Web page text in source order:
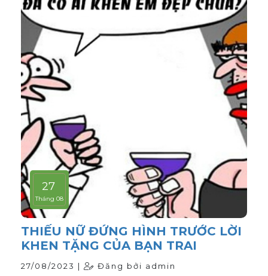
27
Tháng 08
THIẾU NỮ ĐỨNG HÌNH TRƯỚC LỜI
KHEN TẶNG CỦA BẠN TRAI
27/08/2023 | Đăng bởi admin